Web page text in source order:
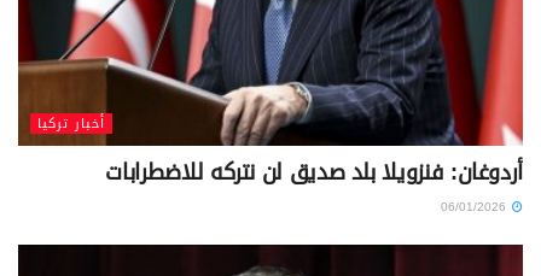
أخبار تركيا
أردوغان: فنزويلا بلد صديق لن نتركه للاضطرابات